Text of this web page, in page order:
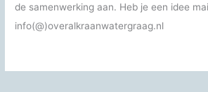
de samenwerking aan. Heb je een idee
info(@)overalkraanwatergraag.nl